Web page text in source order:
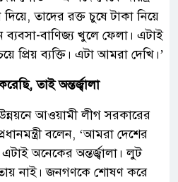
তাদের রক্ত চুষে টাকা নিয়ে
ব্যবসা-বাণিজ্য খুলে ফেলা। এটাই
প্রিয় ব্যক্তি। এটা আমরা দেখি।’
তাই অন্তর্জ্বালা
আওয়ামী লীগ সরকারের
বলেন, ‘আমরা দেশের
অনেকের অন্তর্জ্বালা। লুট
নাই। জনগণকে শোষণ করে